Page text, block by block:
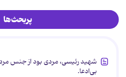
پربحث‌ها
شهید رئیسی، مردی بود از جنس
بی‌ادعا.